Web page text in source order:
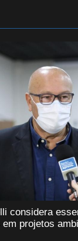
considera
projetos